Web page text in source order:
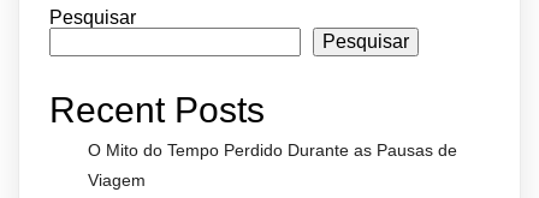
Pesquisar
Pesquisar
Recent Posts
O Mito do Tempo Perdido Durante as Pausas de
Viagem